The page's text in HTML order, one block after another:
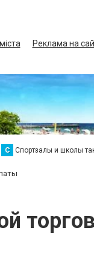
Реклама на
С Спортзалы и школы